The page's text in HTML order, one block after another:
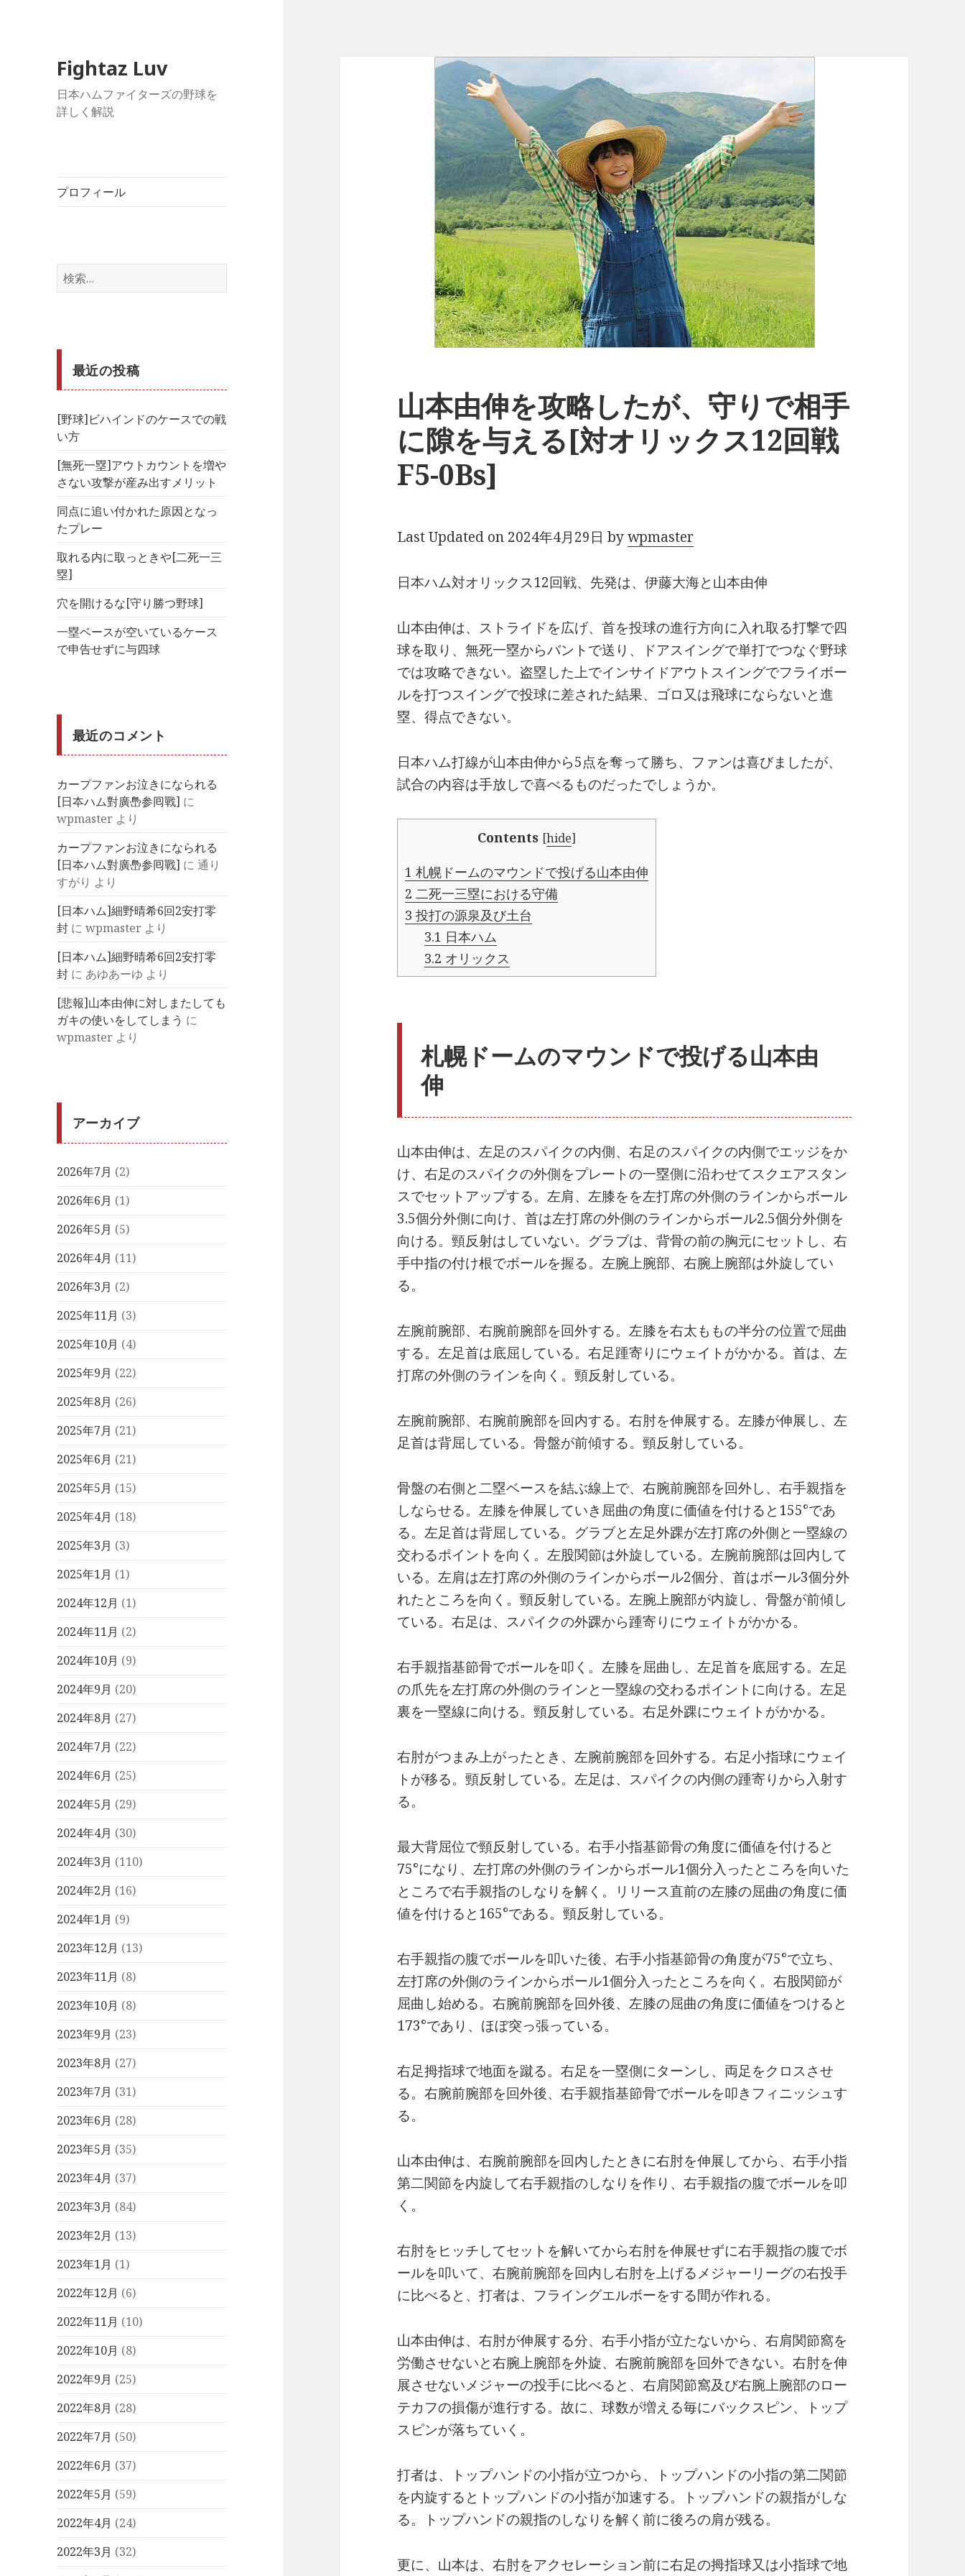
Fightaz Luv
日本ハムファイターズの野球を
詳しく解説
プロフィール
検
索:
最近の投稿
[野球]ビハインドのケースでの戦
い方
[無死一塁]アウトカウントを増や
さない攻撃が産み出すメリット
同点に追い付かれた原因となっ
たプレー
取れる内に取っときや[二死一三
塁]
穴を開けるな[守り勝つ野球]
一塁ベースが空いているケース
で申告せずに与四球
最近のコメント
カープファンお泣きになられる
[日夲ハム對廣㠀参囘戰] に
wpmaster より
カープファンお泣きになられる
[日夲ハム對廣㠀参囘戰] に通り
すがり より
[日本ハム]細野晴希6回2安打零
封 にwpmaster より
[日本ハム]細野晴希6回2安打零
封 に あゆあーゆ より
[悲報]山本由伸に対しまたしても
ガキの使いをしてしまう に
wpmaster より
アーカイブ
2026年7月 (2)
2026年6月 (1)
2026年5月 (5)
2026年4月 (11)
2026年3月 (2)
2025年11月 (3)
2025年10月 (4)
2025年9月 (22)
2025年8月 (26)
2025年7月 (21)
2025年6月 (21)
2025年5月 (15)
2025年4月 (18)
2025年3月 (3)
2025年1月 (1)
2024年12月 (1)
2024年11月 (2)
2024年10月 (9)
2024年9月 (20)
2024年8月 (27)
2024年7月 (22)
2024年6月 (25)
2024年5月 (29)
2024年4月 (30)
2024年3月 (110)
2024年2月 (16)
2024年1月 (9)
2023年12月 (13)
2023年11月 (8)
2023年10月 (8)
2023年9月 (23)
2023年8月 (27)
2023年7月 (31)
2023年6月 (28)
2023年5月 (35)
2023年4月 (37)
2023年3月 (84)
2023年2月 (13)
2023年1月 (1)
2022年12月 (6)
2022年11月 (10)
2022年10月 (8)
2022年9月 (25)
2022年8月 (28)
2022年7月 (50)
2022年6月 (37)
2022年5月 (59)
2022年4月 (24)
2022年3月 (32)
山本由伸を攻略したが、守りで相手
に隙を与える[対オリックス12回戦
F5-0Bs]
Last Updated on 2024年4月29日 bywpmaster
日本ハム対オリックス12回戦、先発は、伊藤大海と山本由伸
山本由伸は、ストライドを広げ、首を投球の進行方向に入れ取る打撃で四
球を取り、無死一塁からバントで送り、ドアスイングで単打でつなぐ野球
では攻略できない。盗塁した上でインサイドアウトスイングでフライボー
ルを打つスイングで投球に差された結果、ゴロ又は飛球にならないと進
塁、得点できない。
日本ハム打線が山本由伸から5点を奪って勝ち、ファンは喜びましたが、
試合の内容は手放しで喜べるものだったでしょうか。
Contents [hide]
1 札幌ドームのマウンドで投げる山本由伸
2 二死一三塁における守備
3 投打の源泉及び土台
3.1 日本ハム
3.2 オリックス
札幌ドームのマウンドで投げる山本由
伸
山本由伸は、左足のスパイクの内側、右足のスパイクの内側でエッジをか
け、右足のスパイクの外側をプレートの一塁側に沿わせてスクエアスタン
スでセットアップする。左肩、左膝をを左打席の外側のラインからボール
3.5個分外側に向け、首は左打席の外側のラインからボール2.5個分外側を
向ける。頸反射はしていない。グラブは、背骨の前の胸元にセットし、右
手中指の付け根でボールを握る。左腕上腕部、右腕上腕部は外旋してい
る。
左腕前腕部、右腕前腕部を回外する。左膝を右太ももの半分の位置で屈曲
する。左足首は底屈している。右足踵寄りにウェイトがかかる。首は、左
打席の外側のラインを向く。頸反射している。
左腕前腕部、右腕前腕部を回内する。右肘を伸展する。左膝が伸展し、左
足首は背屈している。骨盤が前傾する。頸反射している。
骨盤の右側と二塁ベースを結ぶ線上で、右腕前腕部を回外し、右手親指を
しならせる。左膝を伸展していき屈曲の角度に価値を付けると155°であ
る。左足首は背屈している。グラブと左足外踝が左打席の外側と一塁線の
交わるポイントを向く。左股関節は外旋している。左腕前腕部は回内して
いる。左肩は左打席の外側のラインからボール2個分、首はボール3個分外
れたところを向く。頸反射している。左腕上腕部が内旋し、骨盤が前傾し
ている。右足は、スパイクの外踝から踵寄りにウェイトがかかる。
右手親指基節骨でボールを叩く。左膝を屈曲し、左足首を底屈する。左足
の爪先を左打席の外側のラインと一塁線の交わるポイントに向ける。左足
裏を一塁線に向ける。頸反射している。右足外踝にウェイトがかかる。
右肘がつまみ上がったとき、左腕前腕部を回外する。右足小指球にウェイ
トが移る。頸反射している。左足は、スパイクの内側の踵寄りから入射す
る。
最大背屈位で頸反射している。右手小指基節骨の角度に価値を付けると
75°になり、左打席の外側のラインからボール1個分入ったところを向いた
ところで右手親指のしなりを解く。リリース直前の左膝の屈曲の角度に価
値を付けると165°である。頸反射している。
右手親指の腹でボールを叩いた後、右手小指基節骨の角度が75°で立ち、
左打席の外側のラインからボール1個分入ったところを向く。右股関節が
屈曲し始める。右腕前腕部を回外後、左膝の屈曲の角度に価値をつけると
173°であり、ほぼ突っ張っている。
右足拇指球で地面を蹴る。右足を一塁側にターンし、両足をクロスさせ
る。右腕前腕部を回外後、右手親指基節骨でボールを叩きフィニッシュす
る。
山本由伸は、右腕前腕部を回内したときに右肘を伸展してから、右手小指
第二関節を内旋して右手親指のしなりを作り、右手親指の腹でボールを叩
く。
右肘をヒッチしてセットを解いてから右肘を伸展せずに右手親指の腹でボ
ールを叩いて、右腕前腕部を回内し右肘を上げるメジャーリーグの右投手
に比べると、打者は、フライングエルボーをする間が作れる。
山本由伸は、右肘が伸展する分、右手小指が立たないから、右肩関節窩を
労働させないと右腕上腕部を外旋、右腕前腕部を回外できない。右肘を伸
展させないメジャーの投手に比べると、右肩関節窩及び右腕上腕部のロー
テカフの損傷が進行する。故に、球数が増える毎にバックスピン、トップ
スピンが落ちていく。
打者は、トップハンドの小指が立つから、トップハンドの小指の第二関節
を内旋するとトップハンドの小指が加速する。トップハンドの親指がしな
る。トップハンドの親指のしなりを解く前に後ろの肩が残る。
更に、山本は、右肘をアクセレーション前に右足の拇指球又は小指球で地